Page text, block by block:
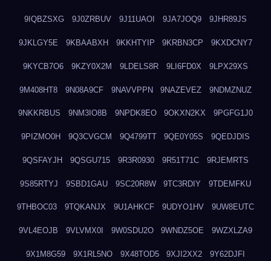
9IQBZSXG 9J0ZRBUV 9J11UAOI 9JA7JOQ9 9JHR89JS
9JKLGY5E 9KBAABXH 9KKHTYIP 9KRBN3CP 9KXDCNY7
9KYCB7O6 9KZY0X2M 9LDELS8R 9LI6FD0X 9LPX29XS
9M408HT8 9N08A9CF 9NAVVPPN 9NAZEVEZ 9NDMZNUZ
9NKKRBUS 9NM3IO8B 9NPDK8EO 9OKXN2KX 9PGFG1J0
9PIZMO0H 9Q3CVGCM 9Q4799TT 9QE0Y05S 9QEDJDIS
9QSFAYJH 9QSGU715 9R3R0930 9R51T71C 9RJEMRTS
9S85RTYJ 9SBD1GAU 9SC20R8W 9TC3RDIY 9TDEMFKU
9THBOC03 9TQKANJX 9U1AHKCF 9UDYO1HV 9UW8EUTC
9VL4EOJB 9VLVMX0I 9W0SDU2O 9WNDZ5OE 9WZXLZA9
9X1M8G59 9X1RL5NO 9X48TOD5 9XJI2XX2 9Y62DJFI